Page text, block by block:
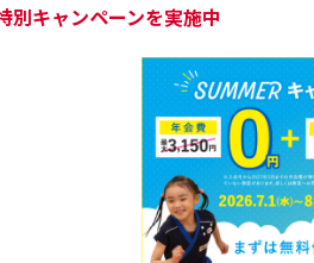
別キャンペーンを実施中